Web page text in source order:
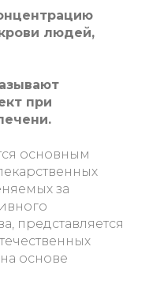
людей,
при
основным
за
представляется
основе